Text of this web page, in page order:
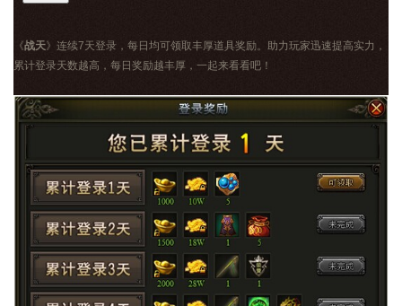
《战天》连续7天登录，每日均可领取丰厚道具奖励。助力玩家迅速提高实力，
累计登录天数越高，每日奖励越丰厚，一起来看看吧！